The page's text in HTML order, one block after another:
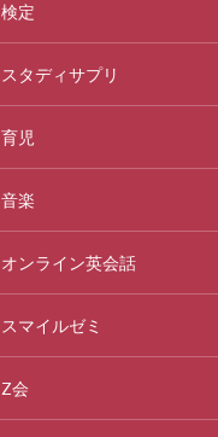
検定
スタディサプリ
育児
音楽
オンライン英会話
スマイルゼミ
Z会